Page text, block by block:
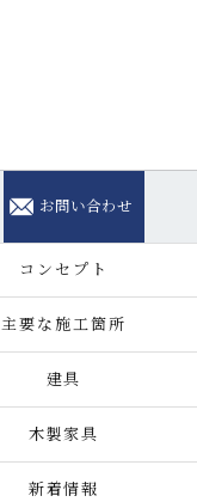
お問い合わせ
コンセプト
主要な施工箇所
建具
木製家具
新着情報